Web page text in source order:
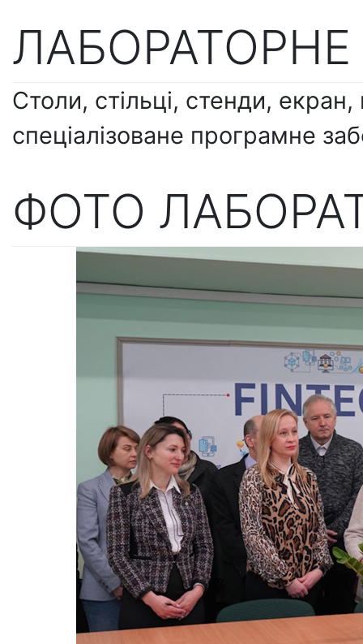
Столи, стільці, стенди,
спеціалізоване програмне
ФОТО